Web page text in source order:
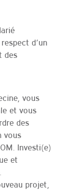
d’un
des
vous
et vous
des
vous
Investi(e)
et
projet,